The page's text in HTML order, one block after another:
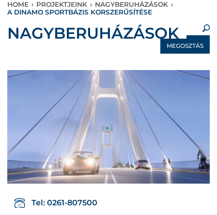
HOME › PROJEKTJEINK › NAGYBERUHÁZÁSOK ›
A DINAMO SPORTBÁZIS KORSZERŰSÍTÉSE
×
NAGYBERUHÁZÁSOK
MEGOSZTÁS
Tel: 0261-807500